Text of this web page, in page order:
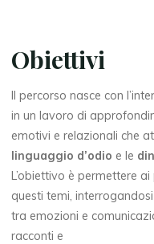
Obiettivi
Il percorso nasce con
in un lavoro di
emotivi e relazionali che
linguaggio d’odio e le
L’obiettivo è permettere
questi temi,
tra emozioni e
racconti e